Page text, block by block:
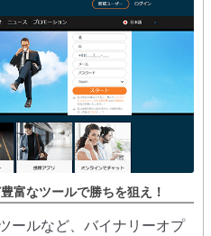
富なツールで勝ちを狙え！
ールなど、バイナリーオプ